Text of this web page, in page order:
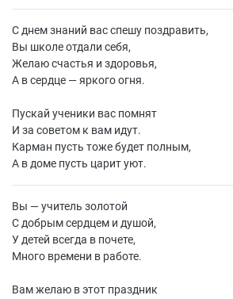
С днем знаний вас спешу поздравить,
Вы школе отдали себя,
Желаю счастья и здоровья,
А в сердце — яркого огня.
Пускай ученики вас помнят
И за советом к вам идут.
Карман пусть тоже будет полным,
А в доме пусть царит уют.
Вы — учитель золотой
С добрым сердцем и душой,
У детей всегда в почете,
Много времени в работе.
Вам желаю в этот праздник